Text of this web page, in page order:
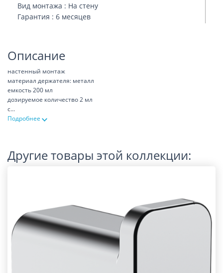
Вид монтажа : На стену
Гарантия : 6 месяцев
Описание
настенный монтаж
материал держателя: металл
емкость 200 мл
дозируемое количество 2 мл
с...
Подробнее
Другие товары этой коллекции: